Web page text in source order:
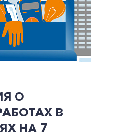
О
В
НА 7